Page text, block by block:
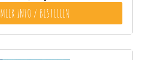
MEER INFO / BESTELLEN